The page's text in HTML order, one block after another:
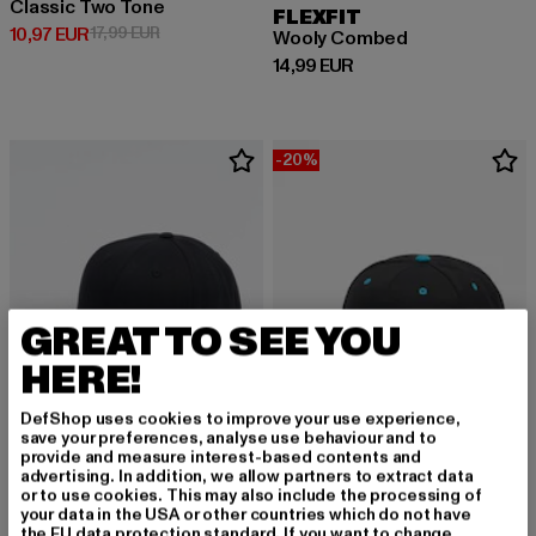
Classic Two Tone
10,97 EUR
Derzeitiger Preis: 10,97 EUR
17,99 EURAktionspreis: 17,99 EUR
FLEXFIT
Wooly Combed
14,99 EUR
Derzeitiger Preis: 14,99 EUR
FLEXFIT
Curved Classic
-20%
FLEXFIT
Classic Two Tone
GREAT TO SEE YOU
HERE!
DefShop uses cookies to improve your use experience,
save your preferences, analyse use behaviour and to
provide and measure interest-based contents and
advertising. In addition, we allow partners to extract data
or to use cookies. This may also include the processing of
your data in the USA or other countries which do not have